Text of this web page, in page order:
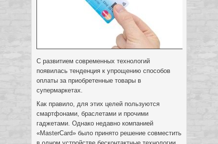
С развитием современных технологий
появилась тенденция к упрощению способов
оплаты за приобретенные товары в
супермаркетах.
Как правило, для этих целей пользуются
смартфонами, браслетами и прочими
гаджетами. Однако недавно компанией
«MasterCard» было принято решение совместить